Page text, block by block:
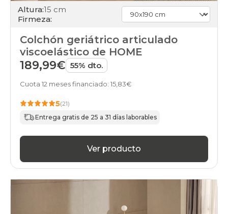
Altura:15 cm
Firmeza:
Colchón geriátrico articulado
viscoelástico de HOME
189,99€ 55% dto.
Cuota 12 meses financiado: 15,83€
5(21)
Entrega gratis de 25 a 31 días laborables
Ver producto